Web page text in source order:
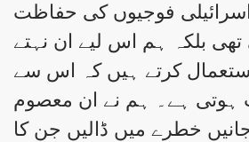
فوجیوں کی حفاظت
تھی بلکہ ہم اس لیے ان نہتے
کرتے ہیں کہ اس سے
ہے۔ ہم نے ان معصوم
خطرے میں ڈالیں جن کا